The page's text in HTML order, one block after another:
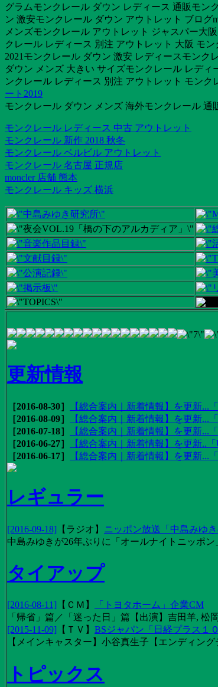
グラムモンクレール ダウン レディース 通販モン
ン 激安モンクレール ダウン アウトレット ブロ
メンズモンクレール アウトレット ジャスパー大
クレール レディース 別注 アウトレット 大阪 モ
2021モンクレール ダウン 激安 レディースモン
ダウン メンズ 大きい サイズモンクレール レデ
ンクレール レディース 別注 アウトレット モン
ート2019
モンクレール ダウン メンズ 海外モンクレール 通
モンクレール レディース 中古 アウトレット
モンクレール 新作 2018 秋冬
モンクレール ベルビル アウトレット
モンクレール 名古屋 正規店
moncler 店舗 熊本
モンクレール キッズ 横浜
更新情報
［2016-08-30］
【総合案内｜新着情報】を更新
［2016-08-09］
【総合案内｜新着情報】を更新...
［2016-07-18］
【総合案内｜新着情報】を更新...
［2016-06-27］
【総合案内｜新着情報】を更新..
［2016-06-17］
【総合案内｜新着情報】を更新...
レギュラー
[2016-09-18] 【 ラジオ 】 ニッポン放送「中島みゆ
中島みゆきが26年ぶりに「オールナイトニッポ
タイアップ
[2016-08-11] 【 ＣＭ 】
「トヨタホーム」企業CM
「帰省」篇／「迷った日」篇【出演】吉田羊, 松
[2015-11-09] 【 ＴＶ 】 BSジャパン「日経プラス１０
【メインキャスター】小谷真生子【エンディン
トピックス